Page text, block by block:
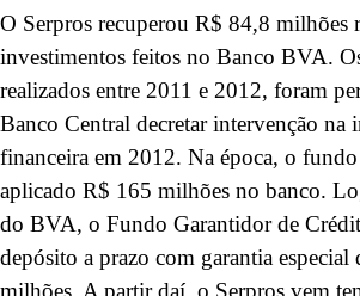
O Serpros recuperou R$ 84,8 milhões
investimentos feitos no Banco BVA.
realizados entre 2011 e 2012, foram
Banco Central decretar intervenção na
financeira em 2012. Na época, o
aplicado R$ 165 milhões no banco.
do BVA, o Fundo Garantidor de
depósito a prazo com garantia especial
milhões. A partir daí, o Serpros vem